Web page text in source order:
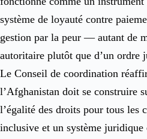
système de loyauté contre
gestion par la peur — autant de
autoritaire plutôt que d’un ordre
Le Conseil de coordination
l’Afghanistan doit se construire
l’égalité des droits pour tous les
inclusive et un système juridique